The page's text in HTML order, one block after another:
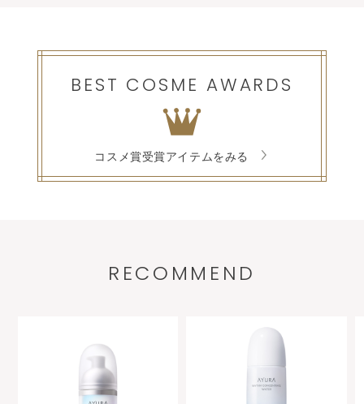
BEST COSME AWARDS
コスメ賞受賞アイテムをみる
RECOMMEND